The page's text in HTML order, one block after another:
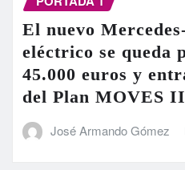
El nuevo
eléctrico se queda
45.000 euros y
del Plan MOVES
José Armando Gómez